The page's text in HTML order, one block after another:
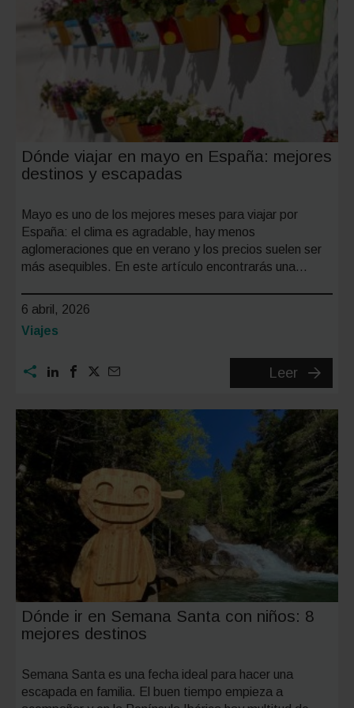
todo
lo
que
debes
saber
Dónde viajar en mayo en España: mejores
destinos y escapadas
Mayo es uno de los mejores meses para viajar por
España: el clima es agradable, hay menos
aglomeraciones que en verano y los precios suelen ser
más asequibles. En este artículo encontrarás una…
6 abril, 2026
Categoría:
Viajes
Leer
Dónde
en
mayo
en
España:
mejores
destinos
y
Dónde ir en Semana Santa con niños: 8
mejores destinos
Semana Santa es una fecha ideal para hacer una
escapada en familia. El buen tiempo empieza a